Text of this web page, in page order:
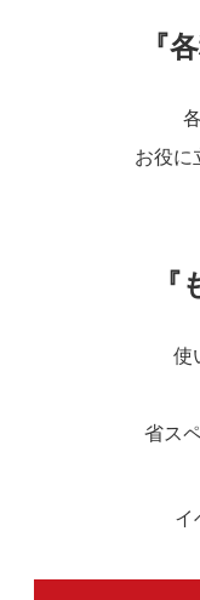
『
お役に
使
省ス
イ